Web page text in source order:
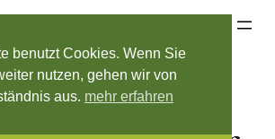
benutzt Cookies. Wenn Sie
nutzen, gehen wir von
aus. mehr erfahren